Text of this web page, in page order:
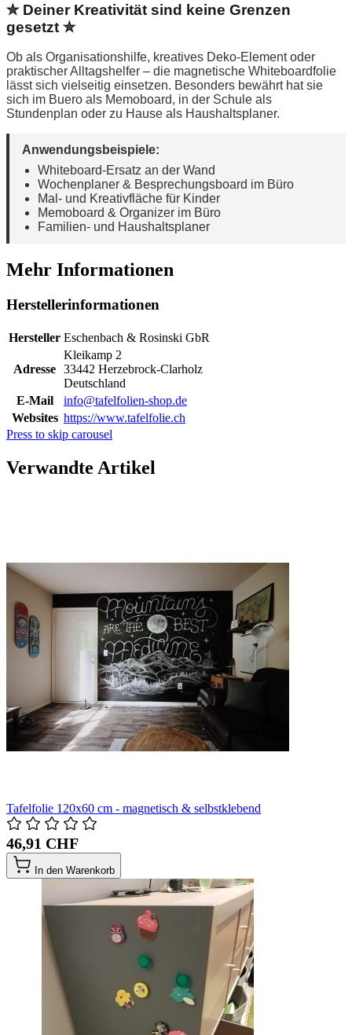
✮ Deiner Kreativität sind keine Grenzen
gesetzt ✮
Ob als Organisationshilfe, kreatives Deko-Element oder
praktischer Alltagshelfer – die magnetische Whiteboardfolie
lässt sich vielseitig einsetzen. Besonders bewährt hat sie
sich im Buero als Memoboard, in der Schule als
Stundenplan oder zu Hause als Haushaltsplaner.
Anwendungsbeispiele:
Whiteboard-Ersatz an der Wand
Wochenplaner & Besprechungsboard im Büro
Mal- und Kreativfläche für Kinder
Memoboard & Organizer im Büro
Familien- und Haushaltsplaner
Mehr Informationen
Herstellerinformationen
Hersteller Eschenbach & Rosinski GbR
Adresse
Kleikamp 2
33442 Herzebrock-Clarholz
Deutschland
E-Mail
info@tafelfolien-shop.de
Websites https://www.tafelfolie.ch
Press to skip carousel
Verwandte Artikel
Tafelfolie 120x60 cm - magnetisch & selbstklebend
46,91 CHF
In den Warenkorb